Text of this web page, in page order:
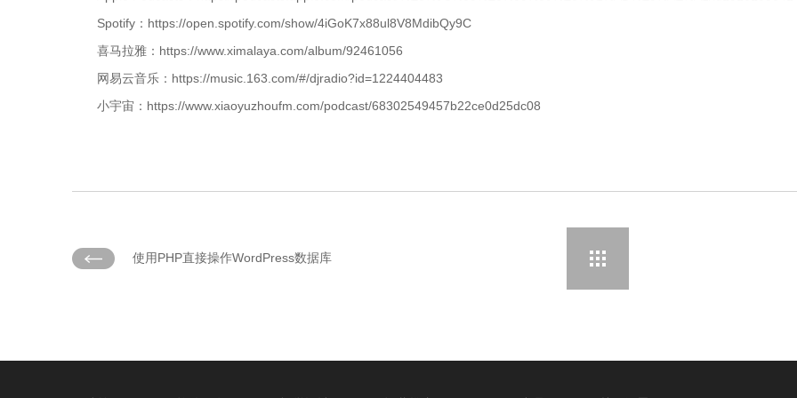
Spotify：https://open.spotify.com/show/4iGoK7x88ul8V8MdibQy9C
喜马拉雅：https://www.ximalaya.com/album/92461056
网易云音乐：https://music.163.com/#/djradio?id=1224404483
小宇宙：https://www.xiaoyuzhoufm.com/podcast/68302549457b22ce0d25dc08
使用PHP直接操作WordPress数据库